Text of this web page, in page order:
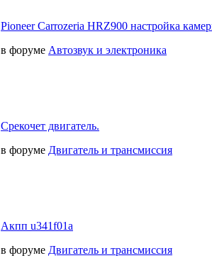
Pioneer Carrozeria HRZ900 настройка
в форуме Автозвук и электроника
Срекочет двигатель.
в форуме Двигатель и трансмиссия
Акпп u341f01a
в форуме Двигатель и трансмиссия